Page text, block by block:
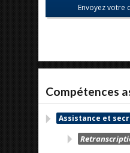
Compétences
Assistance et